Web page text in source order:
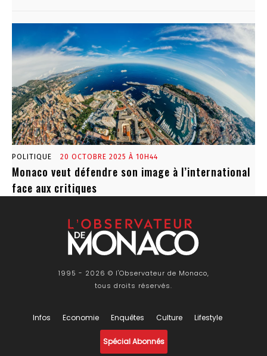
POLITIQUE 20 OCTOBRE 2025 À 10H44
Monaco veut défendre son image à l’international
face aux critiques
1995 - 2026 © l'Observateur de Monaco,
tous droits réservés.
Infos Economie Enquêtes Culture Lifestyle
Spécial Abonnés